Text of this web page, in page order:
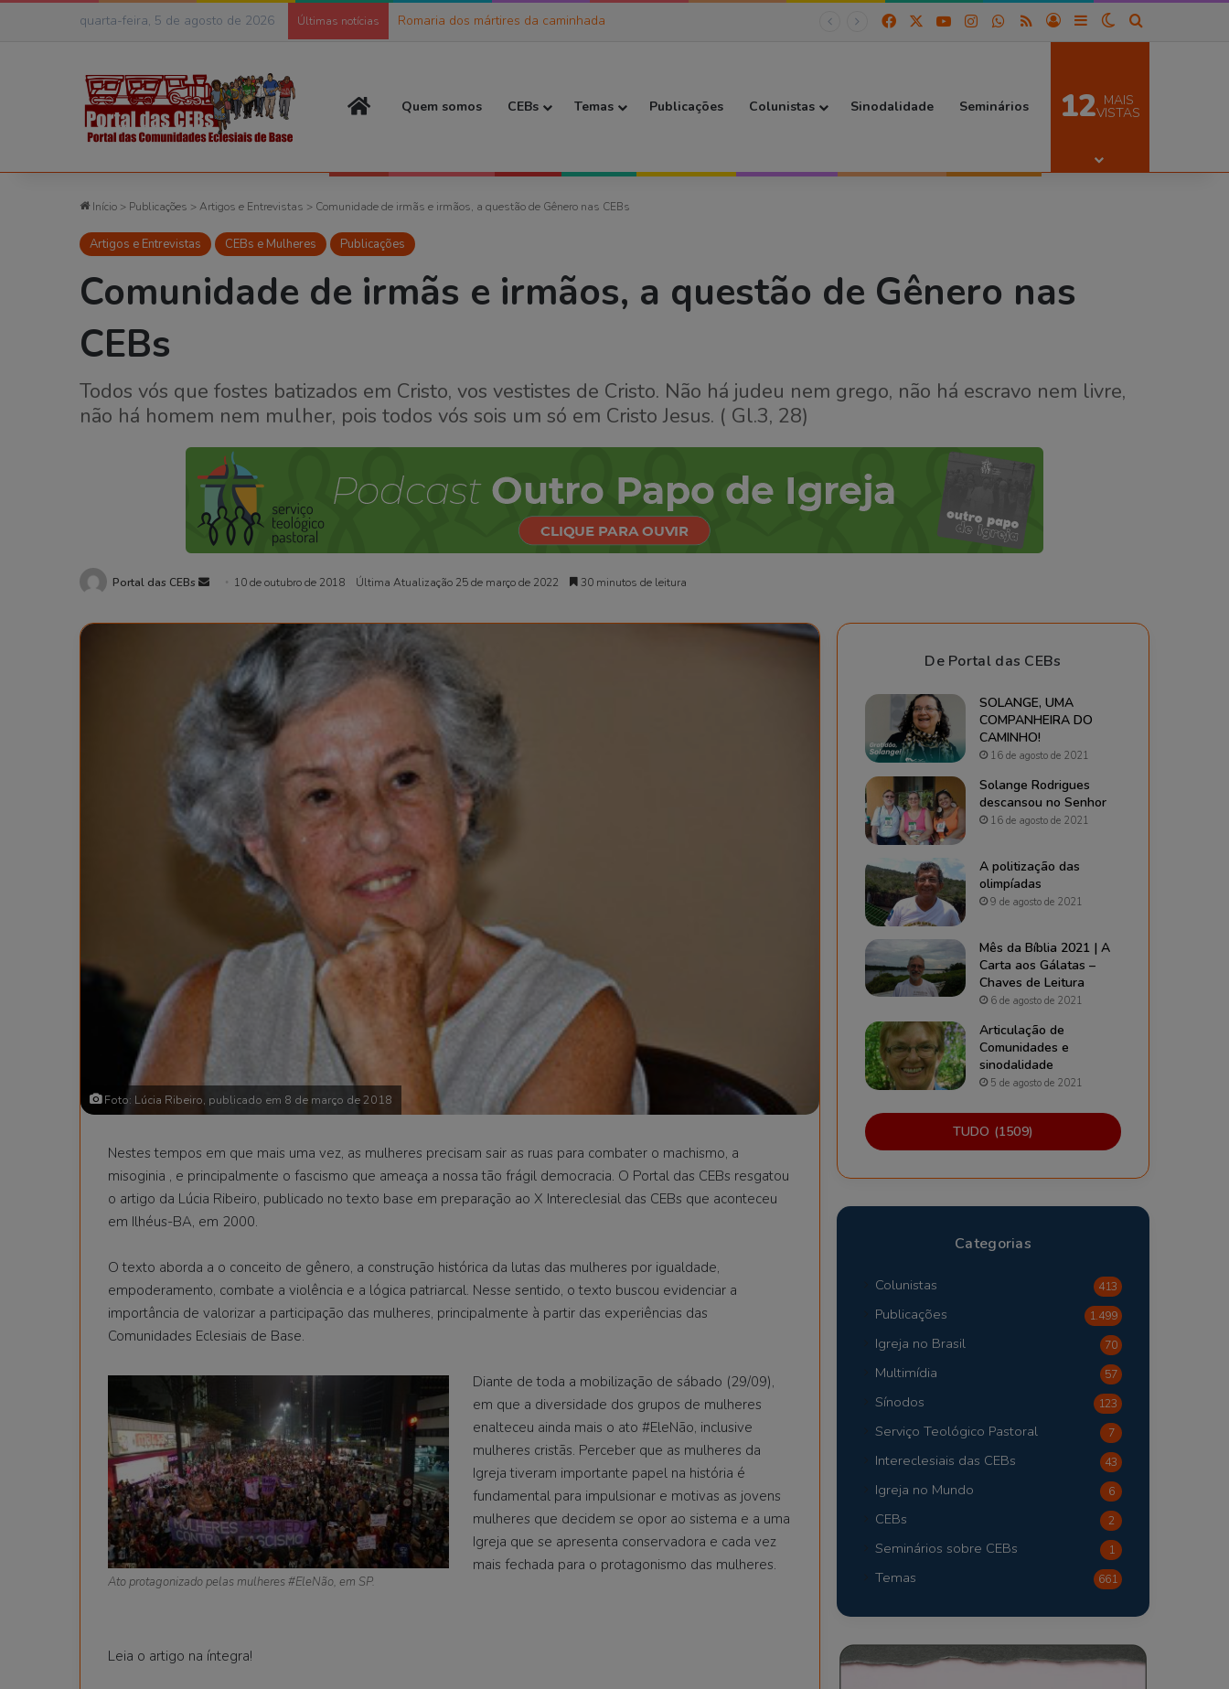
quarta-feira, 5 de agosto de 2026 Últimas notícias As discípulas de Jesus Facebook YouTubeInstagramWhatsApp
RSS Entrar Barra Lateral
Switch skin
Procurar por
Página Inicial
Quem somos CEBs Temas Publicações Colunistas Sinodalidade Seminários 12 MAIS
VISTAS
Início > Publicações >Artigos e Entrevistas > Comunidade de irmãs e irmãos, a questão de Gênero nas CEBs
Artigos e Entrevistas CEBs e Mulheres Publicações
Comunidade de irmãs e irmãos, a questão de Gênero nas
CEBs
Todos vós que fostes batizados em Cristo, vos vestistes de Cristo. Não há judeu nem grego, não há escravo nem livre,
não há homem nem mulher, pois todos vós sois um só em Cristo Jesus. ( Gl.3, 28)
Portal das CEBs
Mande
e-
10 de outubro de 2018 Última Atualização 25 de março de 2022 30 minutos de leitura
Foto: Lúcia Ribeiro, publicado em 8 de março de 2018
Nestes tempos em que mais uma vez, as mulheres precisam sair as ruas para combater o machismo, a
misoginia , e principalmente o fascismo que ameaça a nossa tão frágil democracia. O Portal das CEBs resgatou
o artigo da Lúcia Ribeiro, publicado no texto base em preparação ao X Intereclesial das CEBs que aconteceu
em Ilhéus-BA, em 2000.
O texto aborda a o conceito de gênero, a construção histórica da lutas das mulheres por igualdade,
empoderamento, combate a violência e a lógica patriarcal. Nesse sentido, o texto buscou evidenciar a
importância de valorizar a participação das mulheres, principalmente à partir das experiências das
Comunidades Eclesiais de Base.
Ato protagonizado pelas mulheres #EleNão, em SP.
Diante de toda a mobilização de sábado (29/09),
em que a diversidade dos grupos de mulheres
enalteceu ainda mais o ato #EleNão, inclusive
mulheres cristãs. Perceber que as mulheres da
Igreja tiveram importante papel na história é
fundamental para impulsionar e motivas as jovens
mulheres que decidem se opor ao sistema e a uma
Igreja que se apresenta conservadora e cada vez
mais fechada para o protagonismo das mulheres.
Leia o artigo na íntegra!
De Portal das CEBs
SOLANGE, UMA
COMPANHEIRA DO
CAMINHO!
16 de agosto de 2021
Solange Rodrigues
descansou no Senhor
16 de agosto de 2021
A politização das
olimpíadas
9 de agosto de 2021
Mês da Bíblia 2021 | A
Carta aos Gálatas –
Chaves de Leitura
6 de agosto de 2021
Articulação de
Comunidades e
sinodalidade
5 de agosto de 2021
TUDO (1509)
Categorias
Colunistas 413
Publicações 1.499
Igreja no Brasil 70
Multimídia 57
Sínodos 123
Serviço Teológico Pastoral 7
Intereclesiais das CEBs 43
Igreja no Mundo 6
CEBs 2
Seminários sobre CEBs 1
Temas 661